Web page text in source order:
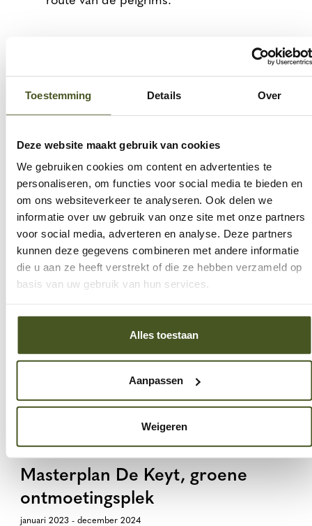
Toestemming Details Over
Deze website maakt gebruik van cookies
We gebruiken cookies om content en advertenties te
personaliseren, om functies voor social media te bieden en
om ons websiteverkeer te analyseren. Ook delen we
informatie over uw gebruik van onze site met onze partners
voor social media, adverteren en analyse. Deze partners
kunnen deze gegevens combineren met andere informatie
die u aan ze heeft verstrekt of die ze hebben verzameld op
basis van uw gebruik van hun services.
Alles toestaan
Aanpassen
Weigeren
Projecten
Stiltepad en Verborgen
Veerkrachtpad Gerhagen
oktober 2022 - december 2024
STILTE EN ZORG TOERISME EN RECREATIE
De Sint-Pieterssite als onthaal- en
stiltebelevingsplek
januari 2024 - december 2025
STILTE EN ZORG TOERISME EN RECREATIE
Masterplan De Keyt, groene
ontmoetingsplek
januari 2023 - december 2024